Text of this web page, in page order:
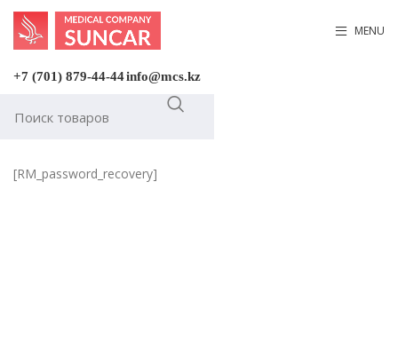
MENU
+7 (701) 879-44-44info@mcs.kz
[RM_password_recovery]